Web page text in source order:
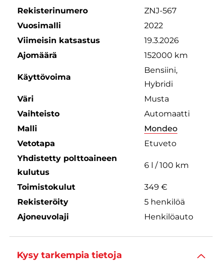
Rekisterinumero
ZNJ-567
Vuosimalli
2022
Viimeisin katsastus
19.3.2026
Ajomäärä
152000 km
Käyttövoima
Bensiini,
Hybridi
Väri
Musta
Vaihteisto
Automaatti
Malli
Mondeo
Vetotapa
Etuveto
Yhdistetty polttoaineen
kulutus
6 l / 100 km
Toimistokulut
349 €
Rekisteröity
5 henkilöä
Ajoneuvolaji
Henkilöauto
Kysy tarkempia tietoja